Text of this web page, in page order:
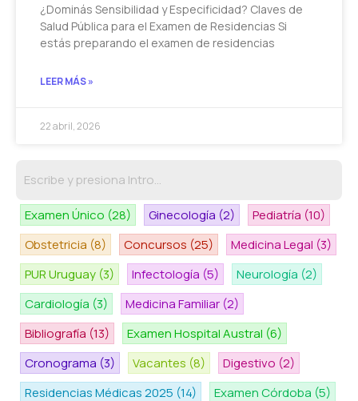
¿Dominás Sensibilidad y Especificidad? Claves de
Salud Pública para el Examen de Residencias Si
estás preparando el examen de residencias
LEER MÁS »
22 abril, 2026
Examen Único (28) Ginecología (2) Pediatría (10)
Obstetricia (8) Concursos (25) Medicina Legal (3)
PUR Uruguay (3) Infectología (5) Neurología (2)
Cardiología (3) Medicina Familiar (2)
Bibliografía (13) Examen Hospital Austral (6)
Cronograma (3) Vacantes (8) Digestivo (2)
Residencias Médicas 2025 (14) Examen Córdoba (5)